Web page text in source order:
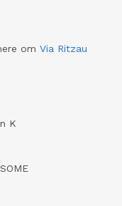
om Via Ritzau
K